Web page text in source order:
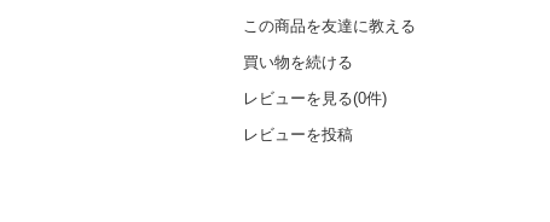
この商品を友達に教える
買い物を続ける
レビューを見る(0件)
レビューを投稿